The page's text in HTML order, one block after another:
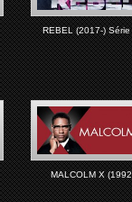
REBEL (2017-) Série
MALCOLM X